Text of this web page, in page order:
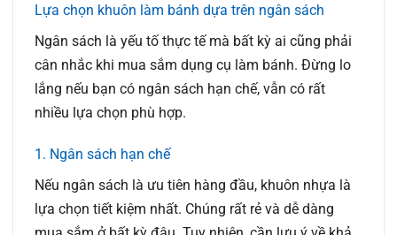
Lựa chọn khuôn làm bánh dựa trên ngân sách
Ngân sách là yếu tố thực tế mà bất kỳ ai cũng phải
cân nhắc khi mua sắm dụng cụ làm bánh. Đừng lo
lắng nếu bạn có ngân sách hạn chế, vẫn có rất
nhiều lựa chọn phù hợp.
1. Ngân sách hạn chế
Nếu ngân sách là ưu tiên hàng đầu, khuôn nhựa là
lựa chọn tiết kiệm nhất. Chúng rất rẻ và dễ dàng